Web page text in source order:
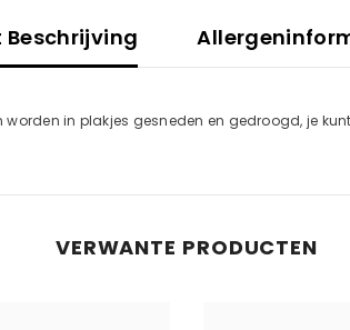
Beschrijving
in plakjes gesneden en gedroogd, je
VERWANTE PRODUCTEN